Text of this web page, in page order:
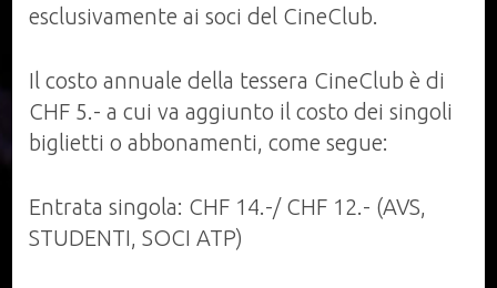
esclusivamente ai soci del CineClub.
Il costo annuale della tessera CineClub è di
CHF 5.- a cui va aggiunto il costo dei singoli
biglietti o abbonamenti, come segue:
Entrata singola: CHF 14.-/ CHF 12.- (AVS,
STUDENTI, SOCI ATP)